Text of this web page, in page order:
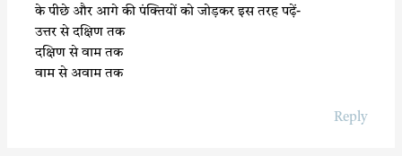
के पीछे और आगे की पंक्तियों को जोड़कर इस तरह पढ़ें-
उत्तर से दक्षिण तक
दक्षिण से वाम तक
वाम से अवाम तक
Reply